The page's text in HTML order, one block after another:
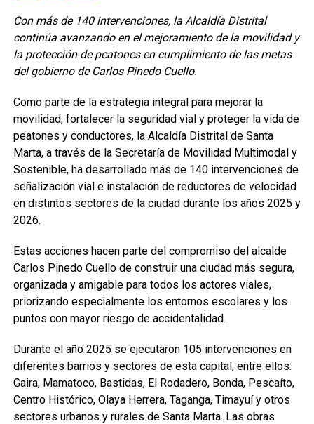
Con más de 140 intervenciones, la Alcaldía Distrital
continúa avanzando en el mejoramiento de la movilidad y
la protección de peatones en cumplimiento de las metas
del gobierno de Carlos Pinedo Cuello.
Como parte de la estrategia integral para mejorar la
movilidad, fortalecer la seguridad vial y proteger la vida de
peatones y conductores, la Alcaldía Distrital de Santa
Marta, a través de la Secretaría de Movilidad Multimodal y
Sostenible, ha desarrollado más de 140 intervenciones de
señalización vial e instalación de reductores de velocidad
en distintos sectores de la ciudad durante los años 2025 y
2026.
Estas acciones hacen parte del compromiso del alcalde
Carlos Pinedo Cuello de construir una ciudad más segura,
organizada y amigable para todos los actores viales,
priorizando especialmente los entornos escolares y los
puntos con mayor riesgo de accidentalidad.
Durante el año 2025 se ejecutaron 105 intervenciones en
diferentes barrios y sectores de esta capital, entre ellos:
Gaira, Mamatoco, Bastidas, El Rodadero, Bonda, Pescaíto,
Centro Histórico, Olaya Herrera, Taganga, Timayuí y otros
sectores urbanos y rurales de Santa Marta. Las obras